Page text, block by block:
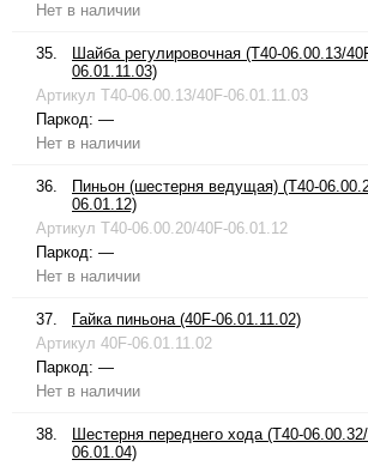
Нет в наличии
35.
Шайба регулировочная (T40-06.00.13/
06.01.11.03)
Артикул T40-06.00.13/40F-06.01.11.03
Паркод: —
Нет в наличии
36.
Пиньон (шестерня ведущая) (T40-
06.01.12)
Артикул T40-06.00.20/40F-06.01.12
Паркод: —
Нет в наличии
37.
Гайка пиньона (40F-06.01.11.02)
Артикул 40F-06.01.11.02
Паркод: —
Нет в наличии
38.
Шестерня переднего хода (T40-
06.01.04)